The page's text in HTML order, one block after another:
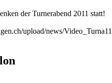
der Turnerabend 2011 statt!
upload/news/